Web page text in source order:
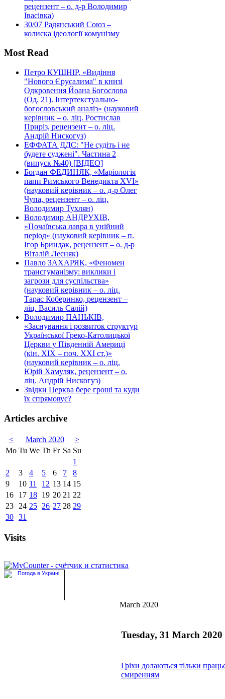
рецензент – о. д-р Володимир
Івасівка)
30/07 Радянський Союз –
колиска ідеології комунізму
Most Read
Петро КУШНІР, «Видіння
"Нового Єрусалима" в книзі
Одкровення Йоана Богослова
(Од. 21). Інтертекстуально-
богословський аналіз» (науковий
керівник – о. ліц. Ростислав
Приріз, рецензент – о. ліц.
Андрій Нискогуз)
ЕФФАТА ДДС: "Не судіть і не
будете суджені". Частина 2
(випуск №40) [ВІДЕО]
Богдан ФЕДИНЯК, «Маріологія
папи Римського Венедикта XVI»
(науковий керівник – о. д-р Олег
Чупа, рецензент – о. ліц.
Володимир Тухлян)
Володимир АНДРУХІВ,
«Почаївська лавра в унійний
період» (науковий керівник – п.
Ігор Бриндак, рецензент – о. д-р
Віталій Лесняк)
Павло ЗАХАРЯК, «Феномен
трансгуманізму: виклики і
загрози для суспільства»
(науковий керівник – о. ліц.
Тарас Коберинко, рецензент –
ліц. Василь Салій)
Володимир ПАНЬКІВ,
«Заснування і розвиток структур
Української Греко-Католицької
Церкви у Південній Америці
(кін. ХІХ – поч. ХХІ ст.)»
(науковий керівник – о. ліц.
Юрій Хамуляк, рецензент – о.
ліц. Андрій Нискогуз)
Звідки Церква бере гроші та куди
їх спрямовує?
Articles archive
< March 2020
>
Mo Tu We Th Fr Sa Su
1
2
3 4 5 6 7
8
9
10 11 12 13 14 15
16
17 18 19 20 21 22
23
24 25 26 27 28 29
30 31
Visits
March 2020
Tuesday, 31 March 2020
Гріхи долаються тільки
смиренням